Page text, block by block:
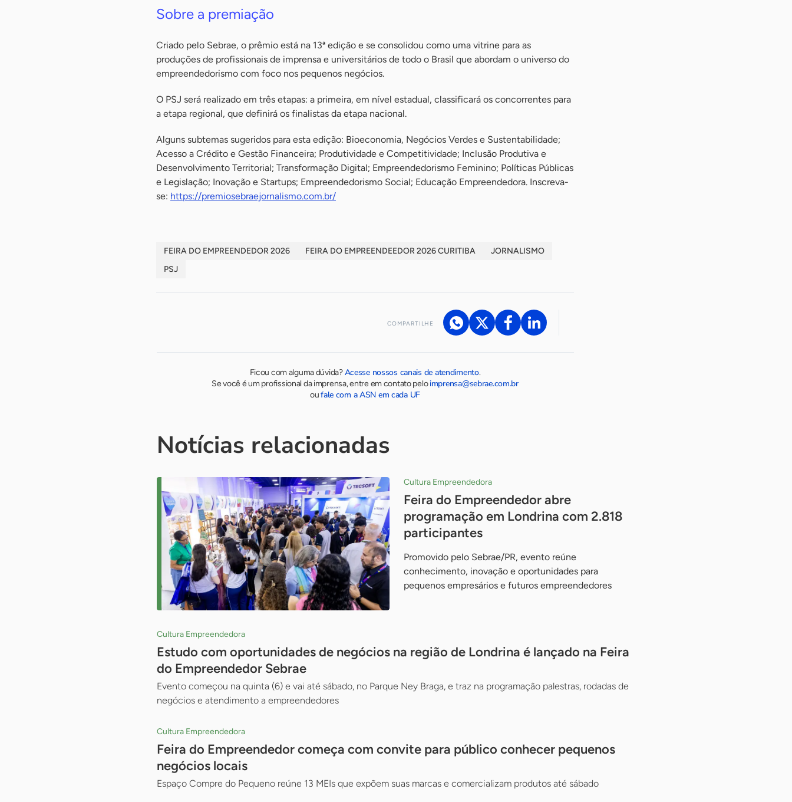
Sobre a premiação
Criado pelo Sebrae, o prêmio está na 13ª edição e se consolidou como uma vitrine para as
produções de profissionais de imprensa e universitários de todo o Brasil que abordam o universo do
empreendedorismo com foco nos pequenos negócios.
O PSJ será realizado em três etapas: a primeira, em nível estadual, classificará os concorrentes para
a etapa regional, que definirá os finalistas da etapa nacional.
Alguns subtemas sugeridos para esta edição: Bioeconomia, Negócios Verdes e Sustentabilidade;
Acesso a Crédito e Gestão Financeira; Produtividade e Competitividade; Inclusão Produtiva e
Desenvolvimento Territorial; Transformação Digital; Empreendedorismo Feminino; Políticas Públicas
e Legislação; Inovação e Startups; Empreendedorismo Social; Educação Empreendedora. Inscreva-
se: https://premiosebraejornalismo.com.br/
FEIRA DO EMPREENDEDOR 2026 FEIRA DO EMPREENDEEDOR 2026 CURITIBA
JORNALISMO
PSJ
COMPARTILHE
Ficou com alguma dúvida?Acesse nossos canais de atendimento.
Se você é um profissional da imprensa, entre em contato peloimprensa@sebrae.com.br
oufale com a ASN em cada UF
Notícias relacionadas
Cultura Empreendedora
Feira do Empreendedor abre
programação em Londrina com 2.818
participantes
Promovido pelo Sebrae/PR, evento reúne
conhecimento, inovação e oportunidades para
pequenos empresários e futuros empreendedores
Cultura Empreendedora
Estudo com oportunidades de negócios na região de Londrina é lançado na Feira
do Empreendedor Sebrae
Evento começou na quinta (6) e vai até sábado, no Parque Ney Braga, e traz na programação palestras, rodadas de
negócios e atendimento a empreendedores
Cultura Empreendedora
Feira do Empreendedor começa com convite para público conhecer pequenos
negócios locais
Espaço Compre do Pequeno reúne 13 MEIs que expõem suas marcas e comercializam produtos até sábado